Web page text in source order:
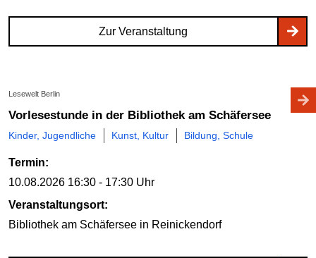
Zur Veranstaltung
Lesewelt Berlin
Vorlesestunde in der Bibliothek am Schäfersee
Kinder, Jugendliche Kunst, Kultur Bildung, Schule
Termin:
10.08.2026 16:30 - 17:30 Uhr
Veranstaltungsort:
Bibliothek am Schäfersee in Reinickendorf